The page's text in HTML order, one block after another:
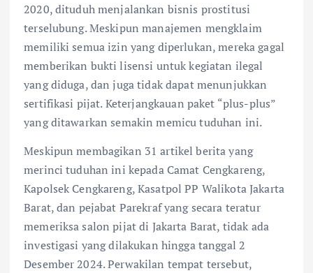
2020, dituduh menjalankan bisnis prostitusi
terselubung. Meskipun manajemen mengklaim
memiliki semua izin yang diperlukan, mereka gagal
memberikan bukti lisensi untuk kegiatan ilegal
yang diduga, dan juga tidak dapat menunjukkan
sertifikasi pijat. Keterjangkauan paket “plus-plus”
yang ditawarkan semakin memicu tuduhan ini.
Meskipun membagikan 31 artikel berita yang
merinci tuduhan ini kepada Camat Cengkareng,
Kapolsek Cengkareng, Kasatpol PP Walikota Jakarta
Barat, dan pejabat Parekraf yang secara teratur
memeriksa salon pijat di Jakarta Barat, tidak ada
investigasi yang dilakukan hingga tanggal 2
Desember 2024. Perwakilan tempat tersebut,